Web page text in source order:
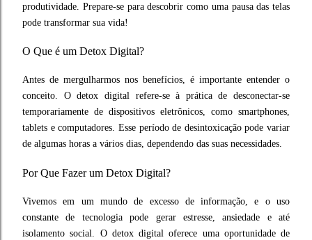
produtividade. Prepare-se para descobrir como uma pausa das telas
pode transformar sua vida!
O Que é um Detox Digital?
Antes de mergulharmos nos benefícios, é importante entender o
conceito. O detox digital refere-se à prática de desconectar-se
temporariamente de dispositivos eletrônicos, como smartphones,
tablets e computadores. Esse período de desintoxicação pode variar
de algumas horas a vários dias, dependendo das suas necessidades.
Por Que Fazer um Detox Digital?
Vivemos em um mundo de excesso de informação, e o uso
constante de tecnologia pode gerar estresse, ansiedade e até
isolamento social. O detox digital oferece uma oportunidade de